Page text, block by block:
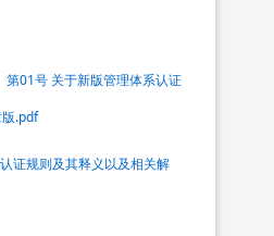
第01号 关于新版管理体系认证
.pdf
证规则及其释义以及相关解